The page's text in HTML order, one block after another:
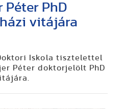
Péter PhD
vitájára
Iskola tisztelettel
Péter doktorjelölt PhD